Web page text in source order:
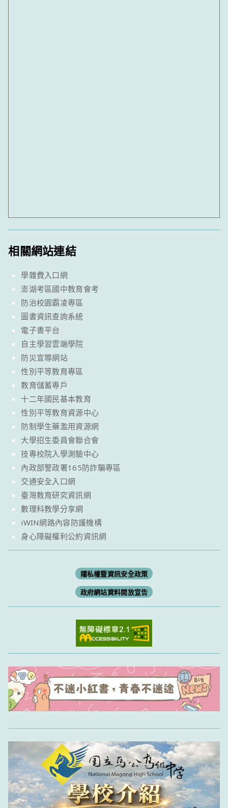
相關網站連結
學雜費入口網
澎湖考區國中教育會考
防治校園霸凌專區
圖書資訊查詢系統
電子書平台
自主學習雲端學院
防災宣導網站
性別平等教育專區
教育儲蓄專戶
十二年國民基本教育
性別平等教育資源中心
防制學生藥濫用資源網
大學招生委員會聯合會
技專校院入學測驗中心
內政部警政署165防詐騙專區
交通安全入口網
臺灣教育研究資訊網
數理科教學分享網
iWIN網路內容防護機構
身心障礙權利公約資訊網
隱私權暨資訊安全政策
政府網站資料開放宣告